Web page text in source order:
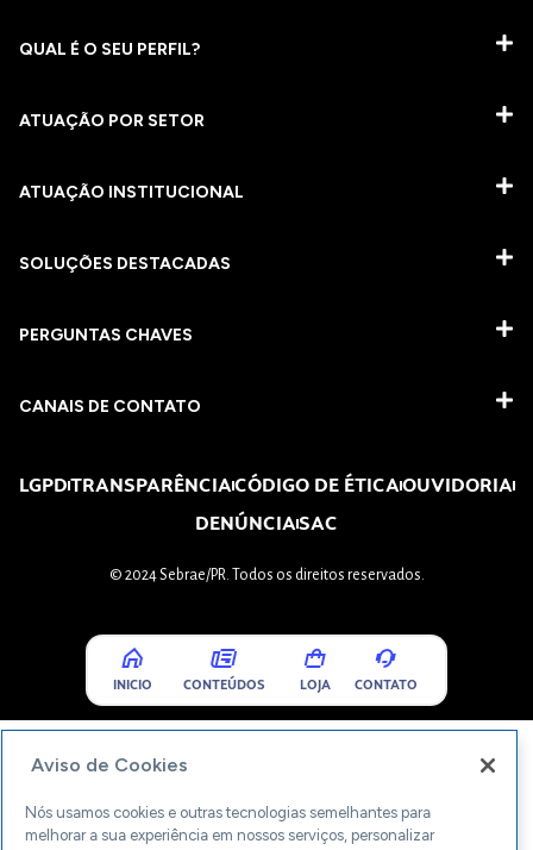
QUAL É O SEU PERFIL?
ATUAÇÃO POR SETOR
ATUAÇÃO INSTITUCIONAL
SOLUÇÕES DESTACADAS
PERGUNTAS CHAVES​
CANAIS DE CONTATO
LGPDTRANSPARÊNCIACÓDIGO DE ÉTICAOUVIDORIA
DENÚNCIASAC
© 2024 Sebrae/PR. Todos os direitos reservados.
INICIO CONTEÚDOS LOJA CONTATO
Aviso de Cookies
Nós usamos cookies e outras tecnologias semelhantes para
melhorar a sua experiência em nossos serviços, personalizar